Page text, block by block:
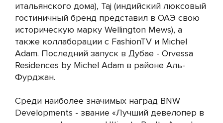
итальянского дома), Taj (индийский люксовый
гостиничный бренд представил в ОАЭ свою
историческую марку Wellington Mews), а
также коллаборации с FashionTV и Michel
Adam. Последний запуск в Дубае - Orvessa
Residences by Michel Adam в районе Аль-
Фурджан.
Среди наиболее значимых наград BNW
Developments - звание «Лучший девелопер в